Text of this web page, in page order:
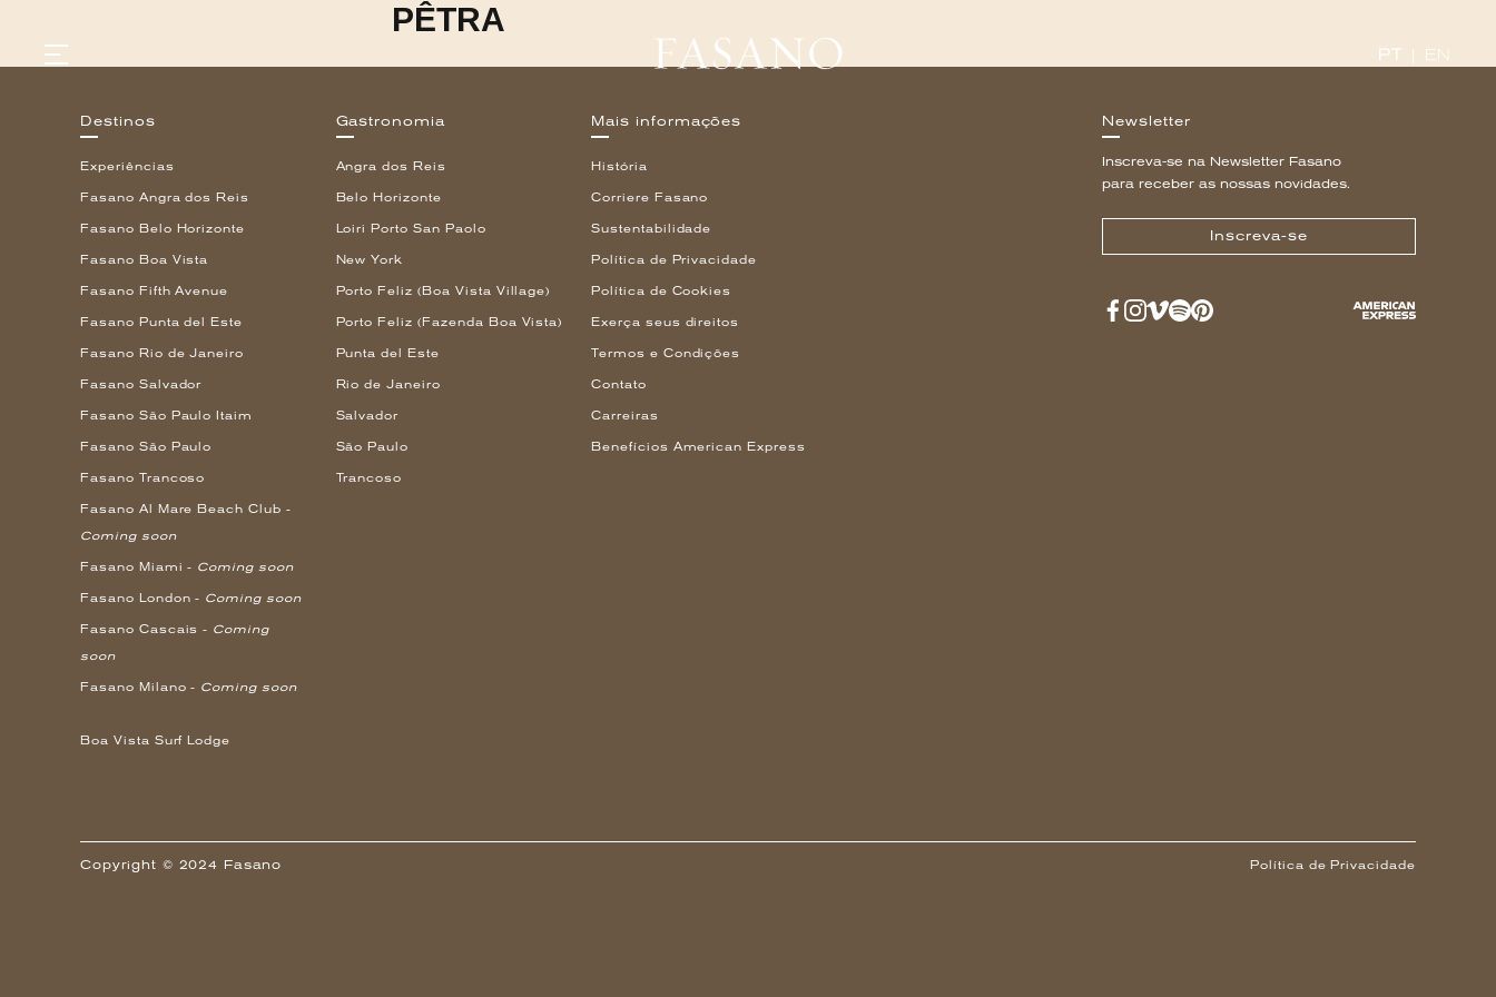
PT EN
GASTRONOMIA
VILLAS
SHOP | SELEZIONE
WHAT'S COOKING
HISTÓRIA
PÊTRA
Destinos
Experiências
Fasano Angra dos Reis
Fasano Belo Horizonte
Fasano Boa Vista
Fasano Fifth Avenue
Fasano Punta del Este
Fasano Rio de Janeiro
Fasano Salvador
Fasano São Paulo Itaim
Fasano São Paulo
Fasano Trancoso
Fasano Al Mare Beach Club -
Coming soon
Fasano Miami - Coming soon
Fasano London - Coming soon
Fasano Cascais - Coming
soon
Fasano Milano - Coming soon
Boa Vista Surf Lodge
Gastronomia
Angra dos Reis
Belo Horizonte
Loiri Porto San Paolo
New York
Porto Feliz (Boa Vista Village)
Porto Feliz (Fazenda Boa Vista)
Punta del Este
Rio de Janeiro
Salvador
São Paulo
Trancoso
Mais informações
História
Corriere Fasano
Sustentabilidade
Política de Privacidade
Política de Cookies
Exerça seus direitos
Termos e Condições
Contato
Carreiras
Benefícios American Express
Newsletter
Inscreva-se na Newsletter Fasano
para receber as nossas novidades.
Inscreva-se
Copyright © 2024 Fasano Política de Privacidade